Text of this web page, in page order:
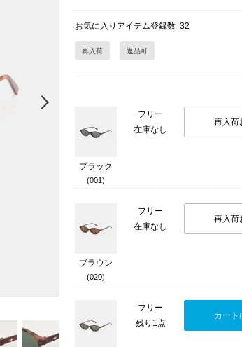
お気に入りアイテム登録数 32
再入荷 返品可
ブラック
(001)
フリー
在庫なし
再入荷
ブラウン
(020)
フリー
在庫なし
再入荷
フリー
残り1点
カート